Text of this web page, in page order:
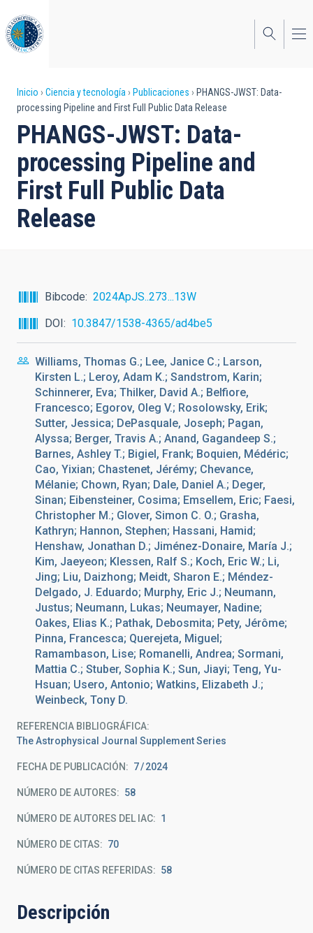
al
contenido
principal
Sobrescribir
enlaces
de
ayuda
a
la
Inicio Ciencia y tecnología Publicaciones
PHANGS-JWST: Data-
processing Pipeline and First Full Public Data Release
PHANGS-JWST: Data-
processing Pipeline and
First Full Public Data
Release
Bibcode
2024ApJS..273...13W
DOI
10.3847/1538-4365/ad4be5
Williams, Thomas G.; Lee, Janice C.; Larson,
Kirsten L.; Leroy, Adam K.; Sandstrom, Karin;
Schinnerer, Eva; Thilker, David A.; Belfiore,
Francesco; Egorov, Oleg V.; Rosolowsky, Erik;
Sutter, Jessica; DePasquale, Joseph; Pagan,
Alyssa; Berger, Travis A.; Anand, Gagandeep S.;
Barnes, Ashley T.; Bigiel, Frank; Boquien, Médéric;
Cao, Yixian; Chastenet, Jérémy; Chevance,
Mélanie; Chown, Ryan; Dale, Daniel A.; Deger,
Sinan; Eibensteiner, Cosima; Emsellem, Eric; Faesi,
Christopher M.; Glover, Simon C. O.; Grasha,
Kathryn; Hannon, Stephen; Hassani, Hamid;
Henshaw, Jonathan D.; Jiménez-Donaire, María J.;
Kim, Jaeyeon; Klessen, Ralf S.; Koch, Eric W.; Li,
Jing; Liu, Daizhong; Meidt, Sharon E.; Méndez-
Delgado, J. Eduardo; Murphy, Eric J.; Neumann,
Justus; Neumann, Lukas; Neumayer, Nadine;
Oakes, Elias K.; Pathak, Debosmita; Pety, Jérôme;
Pinna, Francesca; Querejeta, Miguel;
Ramambason, Lise; Romanelli, Andrea; Sormani,
Mattia C.; Stuber, Sophia K.; Sun, Jiayi; Teng, Yu-
Hsuan; Usero, Antonio; Watkins, Elizabeth J.;
Weinbeck, Tony D.
REFERENCIA BIBLIOGRÁFICA
The Astrophysical Journal Supplement Series
FECHA DE PUBLICACIÓN: 7 2024
NÚMERO DE AUTORES 58
NÚMERO DE AUTORES DEL IAC 1
NÚMERO DE CITAS 70
NÚMERO DE CITAS REFERIDAS 58
Descripción